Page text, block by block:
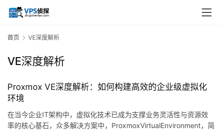
首页 VE深度解析
VE深度解析
Proxmox VE深度解析：如何构建高效的企业级虚拟化
环境
在当今企业IT架构中，虚拟化技术已成为支撑业务灵活性与资源效
率的核心基石，众多解决方案中，ProxmoxVirtualEnvironment，简